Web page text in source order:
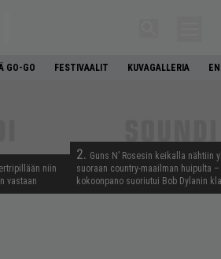
GO-GO FESTIVAALIT KUVAGALLERIA
niin
vastaan
2. Guns N’ Rosesin keikalla nähtiin
suoraan country-maailman huipulta
kokoonpano suoriutui Bob Dylanin